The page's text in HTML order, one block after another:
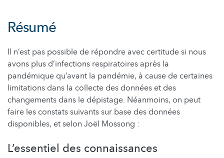
Résumé
Il n’est pas possible de répondre avec certitude si nous
avons plus d’infections respiratoires après la
pandémique qu’avant la pandémie, à cause de certaines
limitations dans la collecte des données et des
changements dans le dépistage. Néanmoins, on peut
faire les constats suivants sur base des données
disponibles, et selon Joël Mossong :
L’essentiel des connaissances